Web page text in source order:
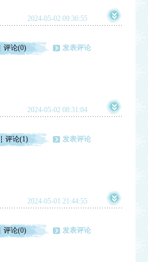
2024-05-02 09:36:55
评论(0) 发表评论
2024-05-02 08:31:04
评论(1) 发表评论
2024-05-01 21:44:55
评论(0) 发表评论